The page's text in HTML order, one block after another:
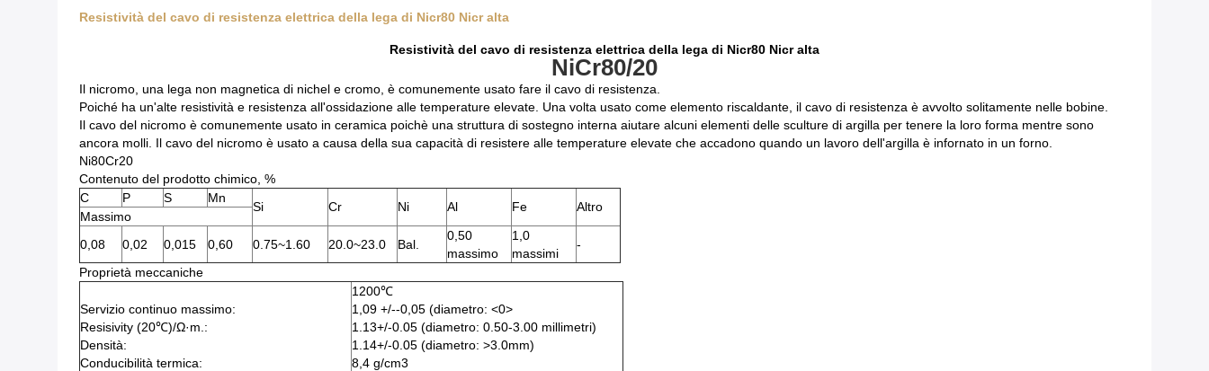
Resistività del cavo di resistenza elettrica della lega di Nicr80 Nicr alta
Resistività del cavo di resistenza elettrica della lega di Nicr80 Nicr alta
NiCr80/20
Il nicromo, una lega non magnetica di nichel e cromo, è comunemente usato fare il cavo di resistenza.
Poiché ha un'alte resistività e resistenza all'ossidazione alle temperature elevate. Una volta usato come elemento riscaldante, il cavo di resistenza è avvolto solitamente nelle bobine.
Il cavo del nicromo è comunemente usato in ceramica poichè una struttura di sostegno interna aiutare alcuni elementi delle sculture di argilla per tenere la loro forma mentre sono
ancora molli. Il cavo del nicromo è usato a causa della sua capacità di resistere alle temperature elevate che accadono quando un lavoro dell'argilla è infornato in un forno.
Ni80Cr20
Contenuto del prodotto chimico, %
C
P S Mn
Si Cr Ni Al Fe Altro
Massimo
0,08
0,02 0,015 0,60 0.75~1.60 20.0~23.0 Bal.
0,50
massimo
1,0
massimi
-
Proprietà meccaniche
Servizio continuo massimo:
Resisivity (20℃)/Ω·m.:
Densità:
Conducibilità termica:
1200℃
1,09 +/--0,05 (diametro: <0>
1.13+/-0.05 (diametro: 0.50-3.00 millimetri)
1.14+/-0.05 (diametro: >3.0mm)
8,4 g/cm3